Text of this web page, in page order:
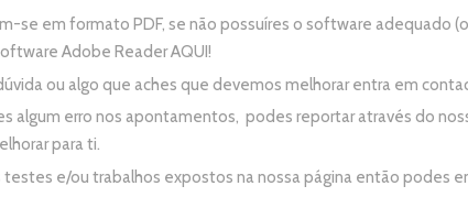
se em formato PDF, se não possuíres o software adequado
Adobe ReaderAQUI!
ou algo que aches que devemos melhorar entra em
algum erro nos apontamentos, podes reportar através do
para ti.
testes e/ou trabalhos expostos na nossa página então podes